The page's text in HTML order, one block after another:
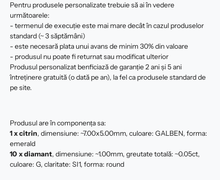
Pentru produsele personalizate trebuie să ai în vedere
următoarele:
- termenul de execuție este mai mare decât în cazul produselor
standard (~ 3 săptămâni)
- este necesară plata unui avans de minim 30% din valoare
- produsul nu poate fi returnat sau modificat ulterior
Produsul personalizat benficiază de garanție 2 ani și 5 ani
întreținere gratuită (o dată pe an), la fel ca produsele standard de
pe site.
Produsul are în componența sa:
1 x citrin, dimensiune: ~7.00x5.00mm, culoare: GALBEN, forma:
emerald
10 xdiamant, dimensiune: ~1.00mm, greutate totală: ~0.05ct,
culoare: G, claritate: SI1, forma: round